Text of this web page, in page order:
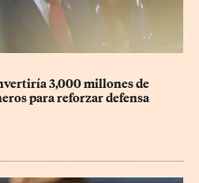
3,000 millones de
para reforzar defensa